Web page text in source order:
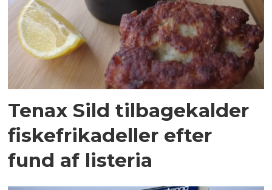
Tenax Sild tilbagekalder
fiskefrikadeller efter
fund af listeria